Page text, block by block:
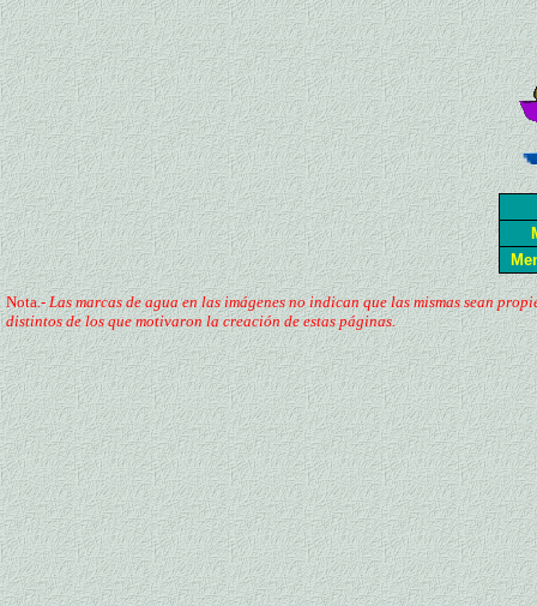
Nota.-Las marcas de agua en las imágenes no indican que las mismas sean
distintos de los que motivaron la creación de estas páginas.